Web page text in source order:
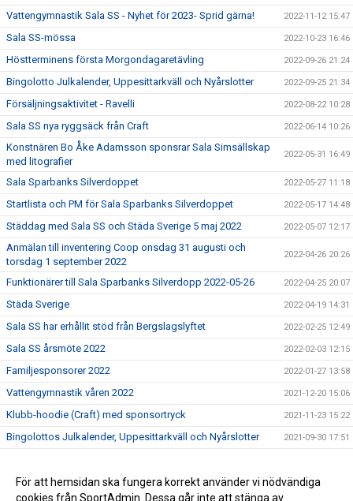
Vattengymnastik Sala SS - Nyhet för 2023- Sprid gärna! 2022-11-12 15:47
Sala SS-mössa 2022-10-23 16:46
Höstterminens första Morgondagaretävling 2022-09-26 21:24
Bingolotto Julkalender, Uppesittarkväll och Nyårslotter 2022-09-25 21:34
Försäljningsaktivitet - Ravelli 2022-08-22 10:28
Sala SS nya ryggsäck från Craft 2022-06-14 10:26
Konstnären Bo Åke Adamsson sponsrar Sala Simsällskap
med litografier
2022-05-31 16:49
Sala Sparbanks Silverdoppet 2022-05-27 11:18
Startlista och PM för Sala Sparbanks Silverdoppet 2022-05-17 14:48
Städdag med Sala SS och Städa Sverige 5 maj 2022 2022-05-07 12:17
Anmälan till inventering Coop onsdag 31 augusti och
torsdag 1 september 2022
2022-04-26 20:26
Funktionärer till Sala Sparbanks Silverdopp 2022-05-26 2022-04-25 20:07
Städa Sverige 2022-04-19 14:31
Sala SS har erhållit stöd från Bergslagslyftet 2022-02-25 12:49
Sala SS årsmöte 2022 2022-02-03 12:15
Familjesponsorer 2022 2022-01-27 13:58
Vattengymnastik våren 2022 2021-12-20 15:06
Klubb-hoodie (Craft) med sponsortryck 2021-11-23 15:22
Bingolottos Julkalender, Uppesittarkväll och Nyårslotter 2021-09-30 17:51
Sala SS klubbkläder 2021-08-24 13:15
För att hemsidan ska fungera korrekt använder vi nödvändiga
cookies från SportAdmin. Dessa går inte att stänga av.